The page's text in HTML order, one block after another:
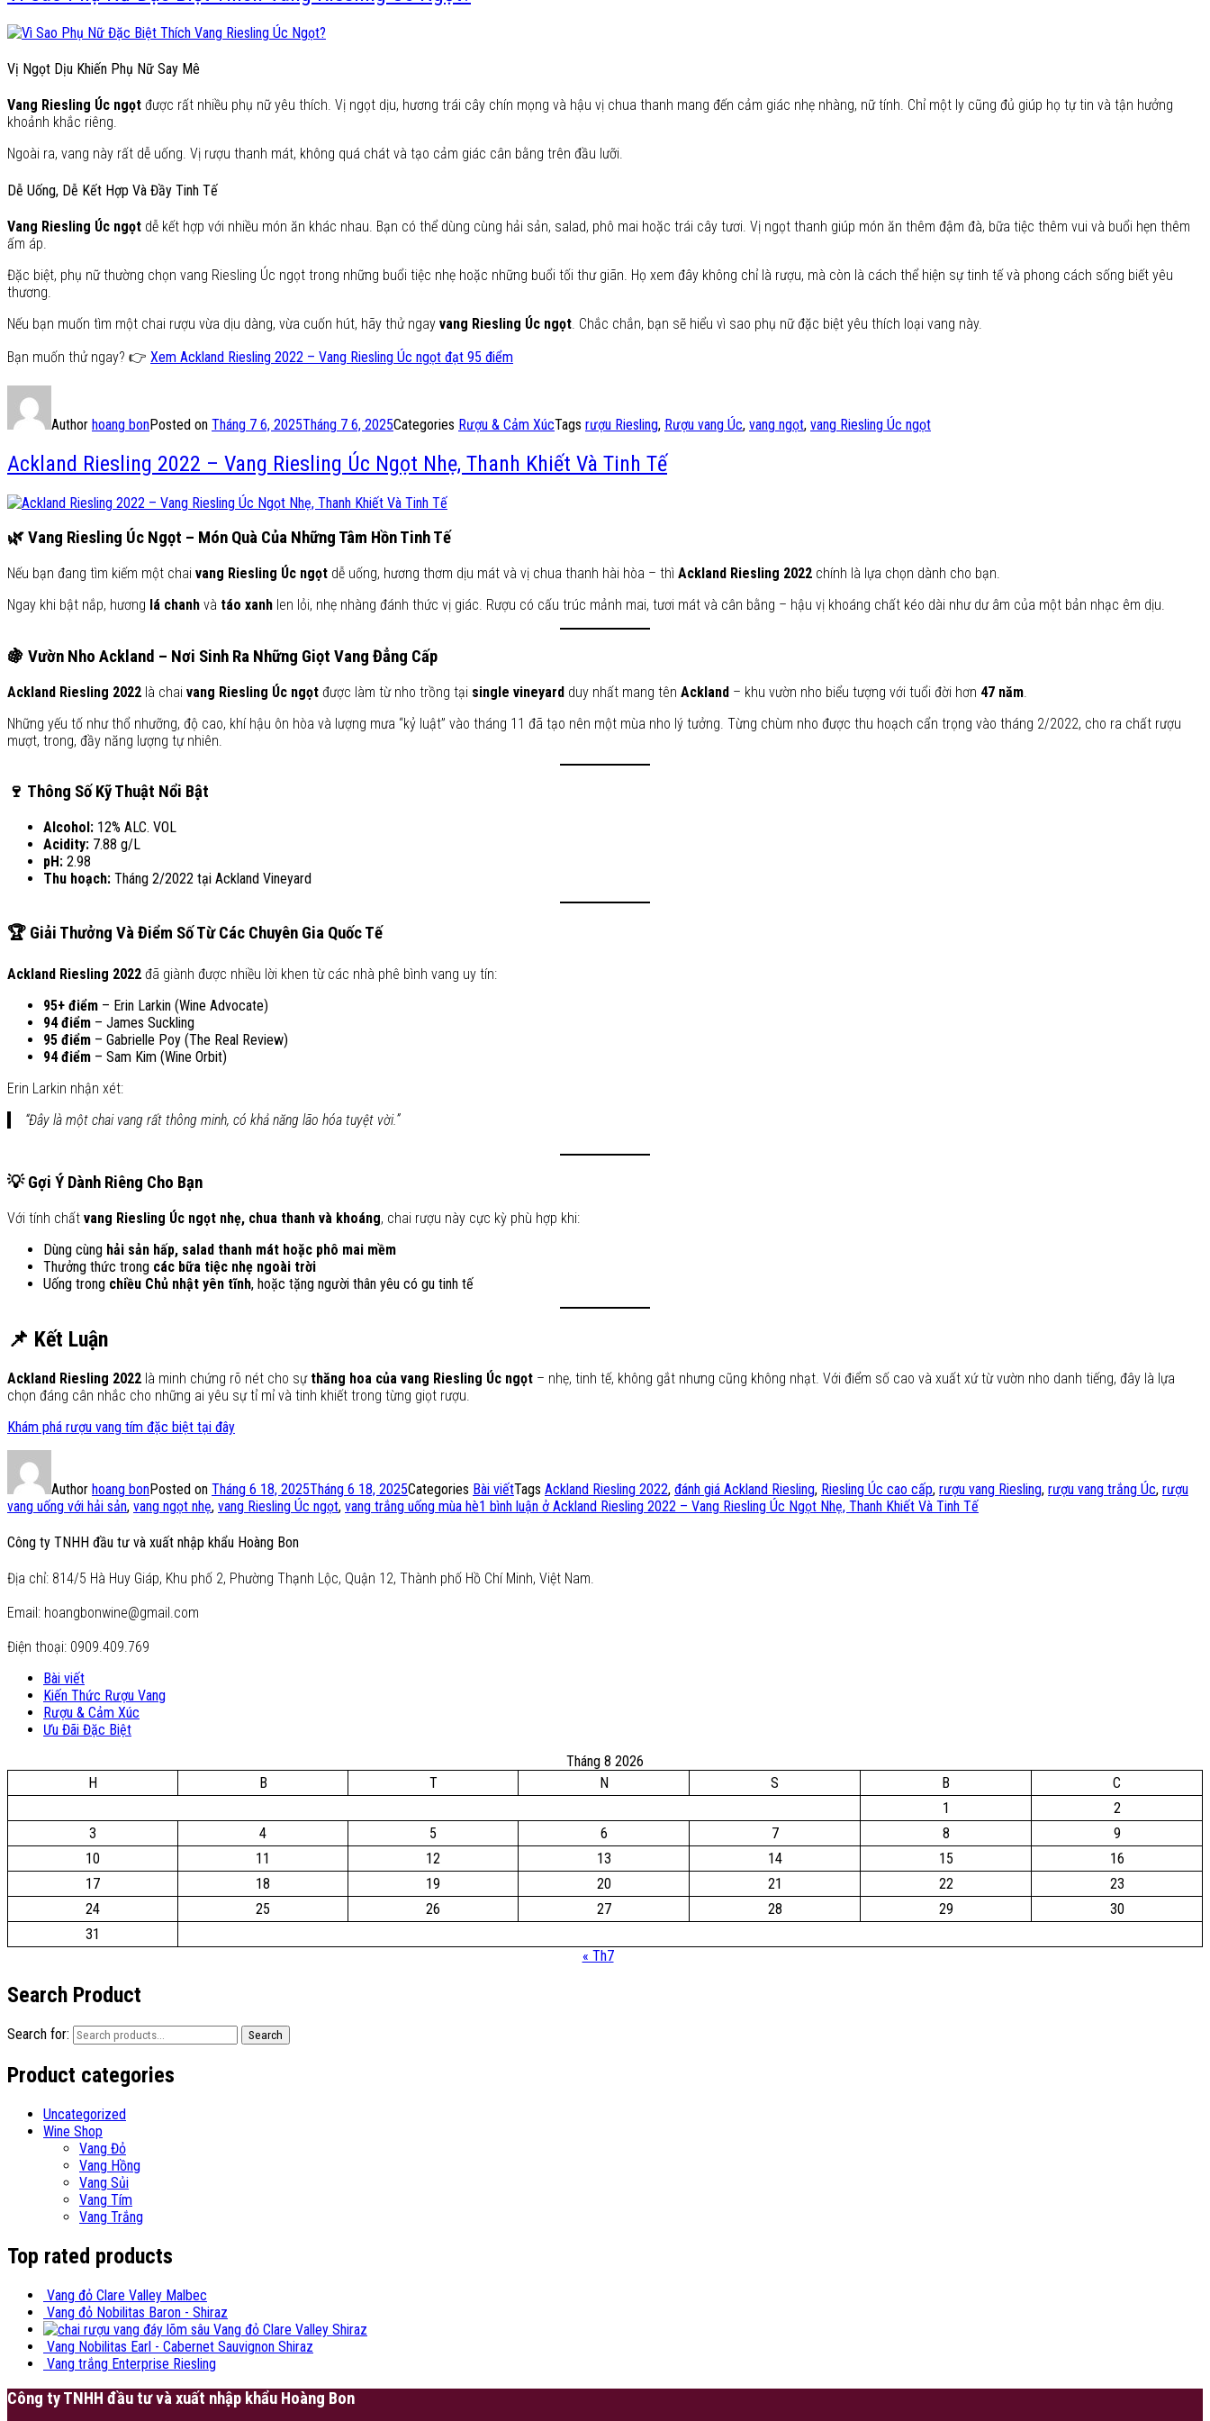
Vị Ngọt Dịu Khiến Phụ Nữ Say Mê
Vang Riesling Úc ngọt được rất nhiều phụ nữ yêu thích. Vị ngọt dịu, hương trái cây chín mọng và hậu vị chua thanh mang đến cảm giác nhẹ nhàng, nữ tính. Chỉ một ly cũng đủ giúp họ tự tin và tận hưởng
khoảnh khắc riêng.
Ngoài ra, vang này rất dễ uống. Vị rượu thanh mát, không quá chát và tạo cảm giác cân bằng trên đầu lưỡi.
Dễ Uống, Dễ Kết Hợp Và Đầy Tinh Tế
Vang Riesling Úc ngọt dễ kết hợp với nhiều món ăn khác nhau. Bạn có thể dùng cùng hải sản, salad, phô mai hoặc trái cây tươi. Vị ngọt thanh giúp món ăn thêm đậm đà, bữa tiệc thêm vui và buổi hẹn thêm
ấm áp.
Đặc biệt, phụ nữ thường chọn vang Riesling Úc ngọt trong những buổi tiệc nhẹ hoặc những buổi tối thư giãn. Họ xem đây không chỉ là rượu, mà còn là cách thể hiện sự tinh tế và phong cách sống biết yêu
thương.
Nếu bạn muốn tìm một chai rượu vừa dịu dàng, vừa cuốn hút, hãy thử ngay vang Riesling Úc ngọt. Chắc chắn, bạn sẽ hiểu vì sao phụ nữ đặc biệt yêu thích loại vang này.
Bạn muốn thử ngay? 👉 Xem Ackland Riesling 2022 – Vang Riesling Úc ngọt đạt 95 điểm
Author hoang bonPosted on Tháng 7 6, 2025Tháng 7 6, 2025Categories Rượu & Cảm XúcTags rượu Riesling, Rượu vang Úc, vang ngọt, vang Riesling Úc ngọt
Ackland Riesling 2022 – Vang Riesling Úc Ngọt Nhẹ, Thanh Khiết Và Tinh Tế
🌿 Vang Riesling Úc Ngọt – Món Quà Của Những Tâm Hồn Tinh Tế
Nếu bạn đang tìm kiếm một chai vang Riesling Úc ngọt dễ uống, hương thơm dịu mát và vị chua thanh hài hòa – thì Ackland Riesling 2022 chính là lựa chọn dành cho bạn.
Ngay khi bật nắp, hương lá chanh và táo xanh len lỏi, nhẹ nhàng đánh thức vị giác. Rượu có cấu trúc mảnh mai, tươi mát và cân bằng – hậu vị khoáng chất kéo dài như dư âm của một bản nhạc êm dịu.
🍇 Vườn Nho Ackland – Nơi Sinh Ra Những Giọt Vang Đẳng Cấp
Ackland Riesling 2022 là chai vang Riesling Úc ngọt được làm từ nho trồng tại single vineyard duy nhất mang tên Ackland – khu vườn nho biểu tượng với tuổi đời hơn 47 năm
Những yếu tố như thổ nhưỡng, độ cao, khí hậu ôn hòa và lượng mưa “kỷ luật” vào tháng 11 đã tạo nên một mùa nho lý tưởng. Từng chùm nho được thu hoạch cẩn trọng vào tháng 2/2022, cho ra chất rượu
mượt, trong, đầy năng lượng tự nhiên.
🍷 Thông Số Kỹ Thuật Nổi Bật
Alcohol: 12% ALC. VOL
Acidity: 7.88 g/L
pH: 2.98
Thu hoạch: Tháng 2/2022 tại Ackland Vineyard
🏆 Giải Thưởng Và Điểm Số Từ Các Chuyên Gia Quốc Tế
Ackland Riesling 2022 đã giành được nhiều lời khen từ các nhà phê bình vang uy tín:
95+ điểm – Erin Larkin (Wine Advocate)
94 điểm – James Suckling
95 điểm – Gabrielle Poy (The Real Review)
94 điểm – Sam Kim (Wine Orbit)
Erin Larkin nhận xét:
“Đây là một chai vang rất thông minh, có khả năng lão hóa tuyệt vời.”
💡 Gợi Ý Dành Riêng Cho Bạn
Với tính chất vang Riesling Úc ngọt nhẹ, chua thanh và khoáng, chai rượu này cực kỳ phù hợp khi:
Dùng cùng hải sản hấp, salad thanh mát hoặc phô mai mềm
Thưởng thức trong các bữa tiệc nhẹ ngoài trời
Uống trong chiều Chủ nhật yên tĩnh, hoặc tặng người thân yêu có gu tinh tế
📌 Kết Luận
Ackland Riesling 2022 là minh chứng rõ nét cho sự thăng hoa của vang Riesling Úc ngọt – nhẹ, tinh tế, không gắt nhưng cũng không nhạt. Với điểm số cao và xuất xứ từ vườn nho danh tiếng, đây là lựa
chọn đáng cân nhắc cho những ai yêu sự tỉ mỉ và tinh khiết trong từng giọt rượu.
Khám phá rượu vang tím đặc biệt tại đây
Author hoang bonPosted on Tháng 6 18, 2025Tháng 6 18, 2025Categories Bài viếtTags Ackland Riesling 2022, đánh giá Ackland Riesling, Riesling Úc cao cấp, rượu vang Riesling, rượu vang trắng Úc, rượu
vang uống với hải sản, vang ngọt nhẹ, vang Riesling Úc ngọt, vang trắng uống mùa hè1 bình luận ở Ackland Riesling 2022 – Vang Riesling Úc Ngọt Nhẹ, Thanh Khiết Và Tinh Tế
Công ty TNHH đầu tư và xuất nhập khẩu Hoàng Bon
Địa chỉ: 814/5 Hà Huy Giáp, Khu phố 2, Phường Thạnh Lộc, Quận 12, Thành phố Hồ Chí Minh, Việt Nam.
Email: hoangbonwine@gmail.com
Điện thoại: 0909.409.769
Bài viết
Kiến Thức Rượu Vang
Rượu & Cảm Xúc
Ưu Đãi Đặc Biệt
Tháng 8 2026
H
B T N S B
C
1
2
3
4 5 6 7 8
9
10
11 12 13 14 15
16
17
18 19 20 21 22
23
24
25 26 27 28 29
30
31
« Th7
Search Product
Search for: Search
Product categories
Uncategorized
Wine Shop
Vang Đỏ
Vang Hồng
Vang Sủi
Vang Tím
Vang Trắng
Top rated products
Vang đỏ Clare Valley Malbec
Vang đỏ Nobilitas Baron - Shiraz
Vang đỏ Clare Valley Shiraz
Vang Nobilitas Earl - Cabernet Sauvignon Shiraz
Vang trắng Enterprise Riesling
Công ty TNHH đầu tư và xuất nhập khẩu Hoàng Bon